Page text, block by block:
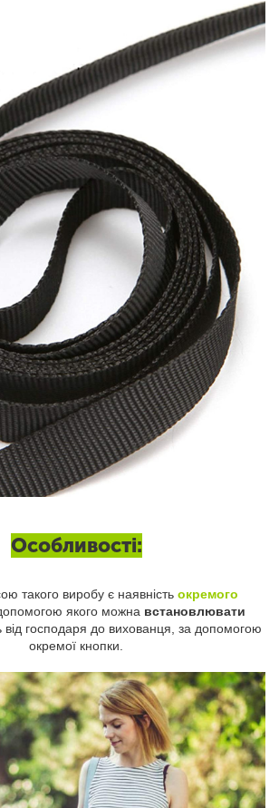
Особливості:
такого виробу є наявність окремого
якого можна встановлювати
від господаря до вихованця, за допомогою
окремої кнопки.